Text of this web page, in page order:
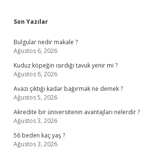
Sidebar
Son Yazılar
Bulgular nedir makale ?
Ağustos 6, 2026
Kuduz köpeğin ısırdığı tavuk yenir mi ?
Ağustos 6, 2026
Avazı çıktığı kadar bağırmak ne demek ?
Ağustos 5, 2026
Akredite bir üniversitenin avantajları nelerdir ?
Ağustos 3, 2026
56 beden kaç yaş ?
Ağustos 3, 2026